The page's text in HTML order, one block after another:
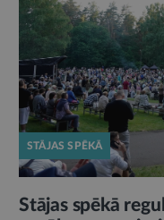
STĀJAS SPĒKĀ
Stājas spēkā